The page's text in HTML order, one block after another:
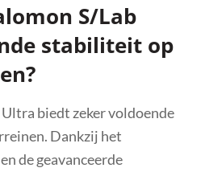
S/Lab
stabiliteit op
Ultra biedt zeker voldoende
Dankzij het
de geavanceerde